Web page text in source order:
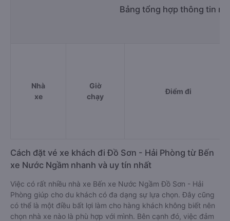
Bảng tổng hợp thông tin
Nhà
xe
Giờ
chạy
Điểm đi
Cách đặt vé xe khách đi Đồ Sơn - Hải Phòng từ Bến
xe Nước Ngầm nhanh và uy tín nhất
Việc có rất nhiều nhà xe Bến xe Nước Ngầm Đồ Sơn - Hải
Phòng giúp cho du khách có đa dạng sự lựa chọn. Đây cũng
có thể là một điều bất lợi làm cho hàng khách không biết nên
chọn nhà xe nào là phù hợp với mình. Bên cạnh đó, việc đảm